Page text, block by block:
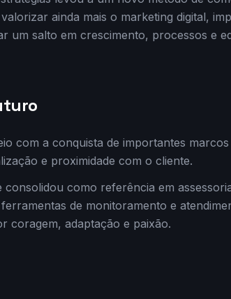
ainda mais o marketing digital,
um salto em crescimento, processos e
com a conquista de importantes
e proximidade com o cliente.
consolidou como referência em
de monitoramento e
coragem, adaptação e paixão.